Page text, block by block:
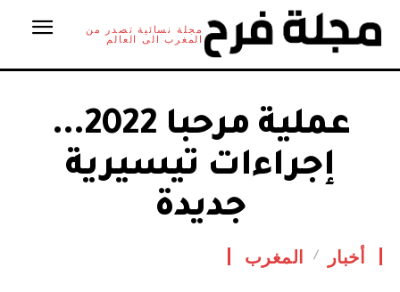
مجلة نسائية تصدر من
المغرب الى العالم
عملية مرحبا 2022…
إجراءات تيسيرية
جديدة
أخبار المغرب